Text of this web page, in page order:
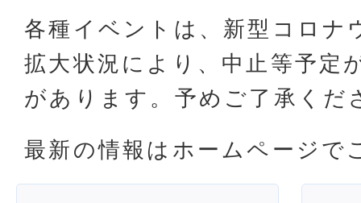
各種イベントは、新型コロナ
拡大状況により、中止等予定
があります。予めご了承くだ
最新の情報はホームページで